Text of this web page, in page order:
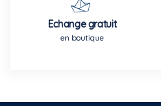
Echange gratuit
en boutique